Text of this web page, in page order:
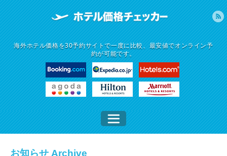
海外ホテル価格を30予約サイトで一度に比較、最安値でオンライン予
約が可能です。
お知らせ Archive